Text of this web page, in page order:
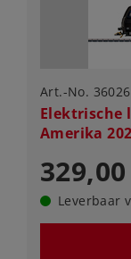
Art.-No. 36026
Elektrische
Amerika
Leverbaar